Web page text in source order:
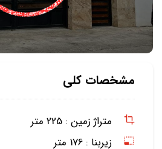
مشخصات کلی
متراژ زمین : 225 متر
زیربنا : 176 متر